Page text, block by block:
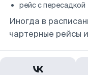
рейс с пересадкой
Иногда в
чартерные рейсы